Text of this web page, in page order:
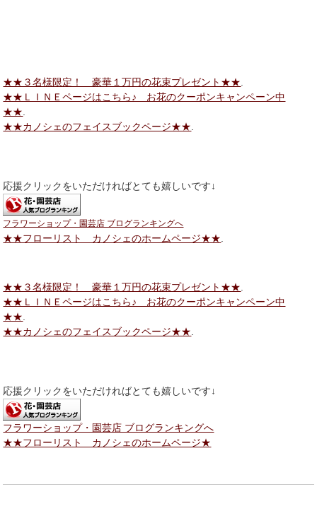
★★３名様限定！ 豪華１万円の花束プレゼント★★
★★ＬＩＮＥページはこちら♪ お花のクーポンキャンペーン中
★★
★★カノシェのフェイスブックページ★★
応援クリックをいただければとても嬉しいです↓
フラワーショップ・園芸店 ブログランキングへ
★★フローリスト カノシェのホームページ★★
★★３名様限定！ 豪華１万円の花束プレゼント★★
★★ＬＩＮＥページはこちら♪ お花のクーポンキャンペーン中
★★
★★カノシェのフェイスブックページ★★
応援クリックをいただければとても嬉しいです↓
フラワーショップ・園芸店 ブログランキングへ
★★フローリスト カノシェのホームページ★